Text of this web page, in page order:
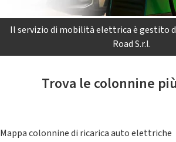
Il servizio di mobilità elettrica è gestito
Road S.r.l.
Trova le colonnine
Mappa colonnine di ricarica auto elettriche